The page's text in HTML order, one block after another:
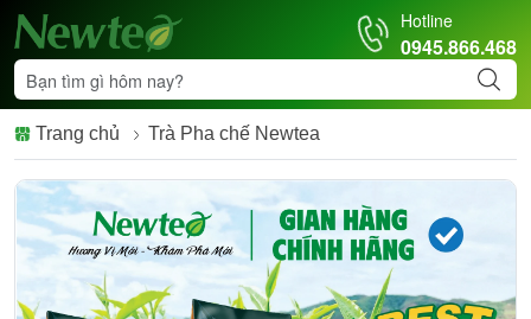
Hotline
0945.866.468
Trang chủ Trà Pha chế Newtea